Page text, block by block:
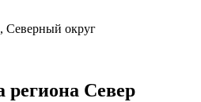
Северный округ
региона Север